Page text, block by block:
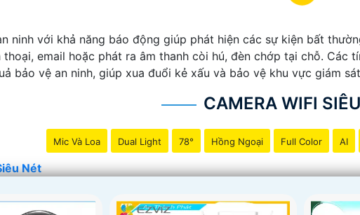
ninh với khả năng báo động giúp phát hiện các sự kiện bất
email hoặc phát ra âm thanh còi hú, đèn chớp tại chỗ. Các
bảo vệ an ninh, giúp xua đuổi kẻ xấu và bảo vệ khu vực giám
CAMERA WIFI
Mic Và Loa Dual Light 78° Hồng Ngoại Full Color AI
Nét